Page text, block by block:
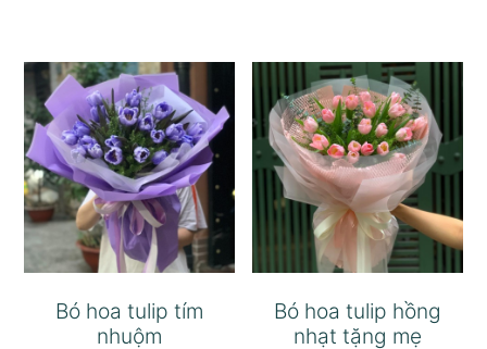
Bó hoa tulip tím
nhuộm
Bó hoa tulip hồng
nhạt tặng mẹ